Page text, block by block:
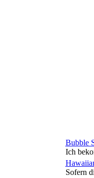
Bubble
Ich
Sofern